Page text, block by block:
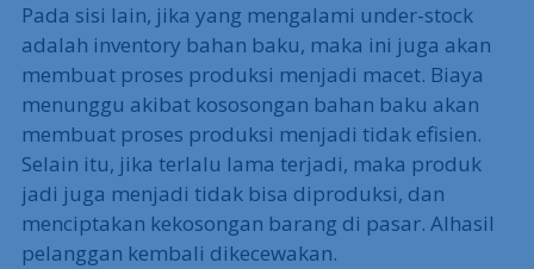
Pada sisi lain, jika yang mengalami under-stock
adalah inventory bahan baku, maka ini juga akan
membuat proses produksi menjadi macet. Biaya
menunggu akibat kososongan bahan baku akan
membuat proses produksi menjadi tidak efisien.
Selain itu, jika terlalu lama terjadi, maka produk
jadi juga menjadi tidak bisa diproduksi, dan
menciptakan kekosongan barang di pasar. Alhasil
pelanggan kembali dikecewakan.